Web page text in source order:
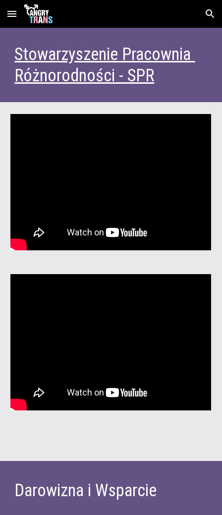
Skip to main content Skip to navigation
Stowarzyszenie Pracownia
Różnorodności - SPR
Darowizna i Wsparcie